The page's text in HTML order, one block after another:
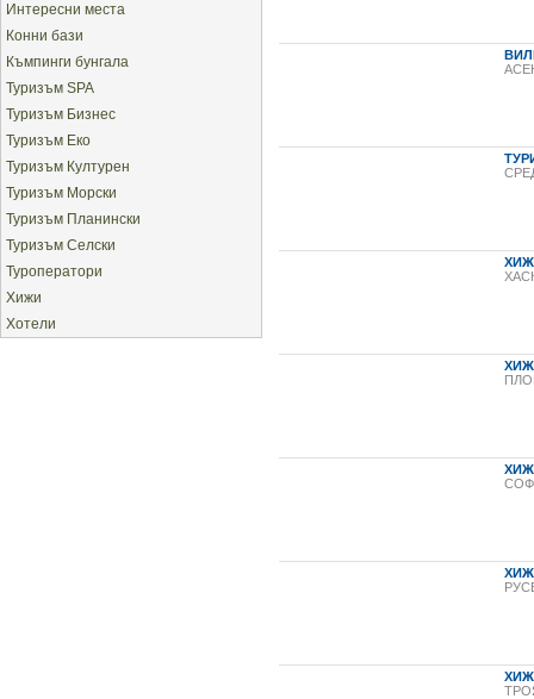
Интересни места
Конни бази
Къмпинги бунгала
Туризъм SPA
Туризъм Бизнес
Туризъм Еко
Туризъм Културен
Туризъм Морски
Туризъм Планински
Туризъм Селски
Туроператори
Хижи
Хотели